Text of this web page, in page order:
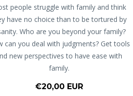
people struggle with family and think
have no choice than to be tortured by
Who are you beyond your family?
can you deal with judgments? Get tools
new perspectives to have ease with
family.
€20,00 EUR